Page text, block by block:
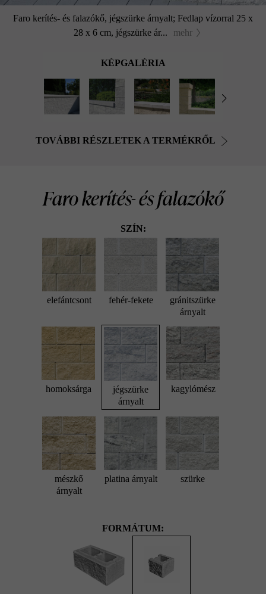
Faro kerítés- és falazókő, jégszürke árnyalt; Fedlap vízorral 25 x
28 x 6 cm, jégszürke ár...
mehr
KÉPGALÉRIA
TOVÁBBI RÉSZLETEK A TERMÉKRŐL
Faro kerítés- és falazókő
SZÍN:
elefántcsont fehér-fekete
gránitszürke
árnyalt
homoksárga
jégszürke
árnyalt
kagylómész
mészkő
árnyalt
platina árnyalt szürke
FORMÁTUM: